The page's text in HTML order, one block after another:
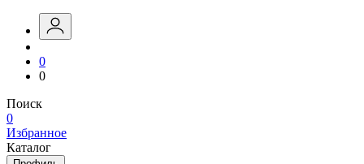
0
0
Поиск
0
Избранное
Каталог